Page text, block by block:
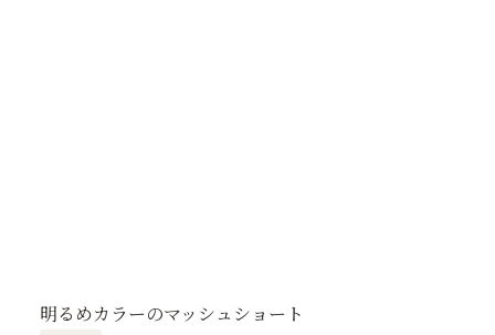
明るめカラーのマッシュショート